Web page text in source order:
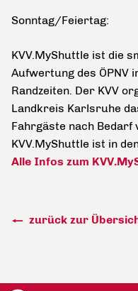
Sonntag/Feiertag:
KVV.MyShuttle ist die
Aufwertung des ÖPNV
Randzeiten. Der KVV
Landkreis Karlsruhe
Fahrgäste nach Bedarf
KVV.MyShuttle ist in
Alle Infos zum
zurück zur